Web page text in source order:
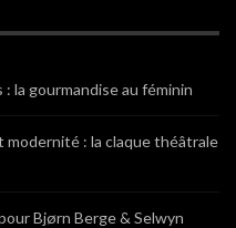
la gourmandise au féminin
modernité : la claque théâtrale
Bjørn Berge & Selwyn